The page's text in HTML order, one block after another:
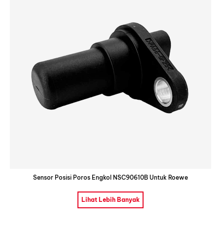
Sensor Posisi Poros Engkol NSC90610B Untuk Roewe
Lihat Lebih Banyak